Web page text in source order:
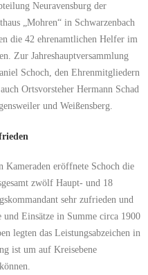
Neuravensburg der
„Mohren“ in Schwarzenbach
die 42 ehrenamtlichen Helfer im
Zur Jahreshauptversammlung
Schoch, den Ehrenmitgliedern
Ortsvorsteher Hermann Schad
und Weißensberg.
Kameraden eröffnete Schoch die
zwölf Haupt- und 18
sehr zufrieden und
Einsätze in Summe circa 1900
legten das Leistungsabzeichen in
ist um auf Kreisebene